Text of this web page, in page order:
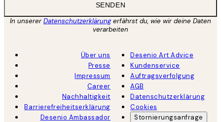
SENDEN
In unsererDatenschutzerklärungerfährst du, wie wir deine Daten
verarbeiten
Über uns
Presse
Impressum
Career
Nachhaltigkeit
Barrierefreiheitserklärung
Desenio Ambassador
Desenio Art Advice
Kundenservice
Auftragsverfolgung
AGB
Datenschutzerklärung
Cookies
Stornierungsanfrage